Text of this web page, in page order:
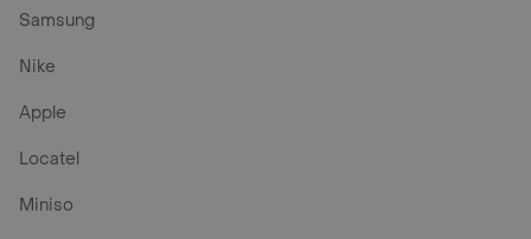
Samsung
Nike
Apple
Locatel
Miniso